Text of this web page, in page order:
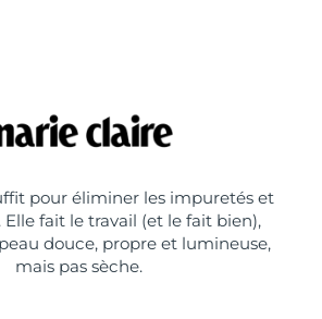
pour éliminer les impuretés et
Elle fait le travail (et le fait bien),
douce, propre et lumineuse,
mais pas sèche.